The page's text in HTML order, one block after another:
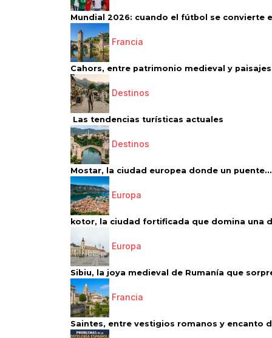
Mundial 2026: cuando el fútbol se convierte
Francia
Cahors, entre patrimonio medieval y paisajes
Destinos
Las tendencias turísticas actuales
Destinos
Mostar, la ciudad europea donde un puente...
Europa
kotor, la ciudad fortificada que domina una
Europa
Sibiu, la joya medieval de Rumanía que
Francia
Saintes, entre vestigios romanos y encanto